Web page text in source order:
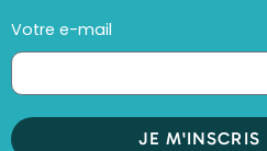
Votre e-mail
JE M'INSCRIS